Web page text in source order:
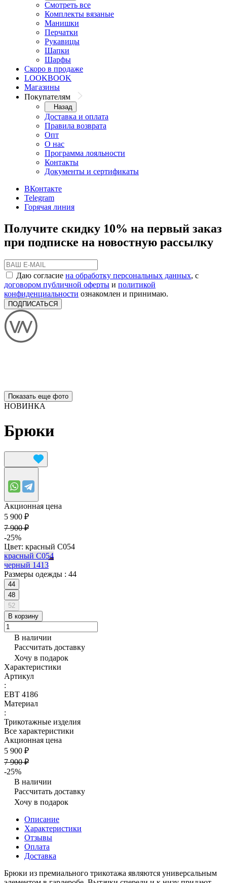
Смотреть все
Комплекты вязаные
Манишки
Перчатки
Рукавицы
Шапки
Шарфы
Скоро в продаже
LOOKBOOK
Магазины
Покупателям
Назад
Доставка и оплата
Правила возврата
Опт
О нас
Программа лояльности
Контакты
Документы и сертификаты
ВКонтакте
Telegram
Горячая линия
Получите скидку 10% на первый заказ
при подписке на новостную рассылку
Даю согласие на обработку персональных данных, с
договором публичной оферты и политикой
конфиденциальности ознакомлен и принимаю.
ПОДПИСАТЬСЯ
Показать еще фото
НОВИНКА
Брюки
Акционная цена
5 900 ₽
7 900 ₽
-25%
Цвет: красный С054
красный С054
черный 1413
Размеры одежды : 44
44
48
52
В корзину
В наличии
Рассчитать доставку
Хочу в подарок
Характеристики
Артикул
:
ЕВТ 4186
Материал
:
Трикотажные изделия
Все характеристики
Акционная цена
5 900 ₽
7 900 ₽
-25%
В наличии
Рассчитать доставку
Хочу в подарок
Описание
Характеристики
Отзывы
Оплата
Доставка
Брюки из премиального трикотажа являются универсальным